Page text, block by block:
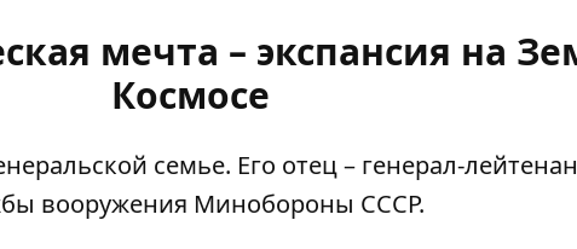
мечта – экспансия на
Космосе
семье. Его отец – генерал-
вооружения Минобороны СССР.